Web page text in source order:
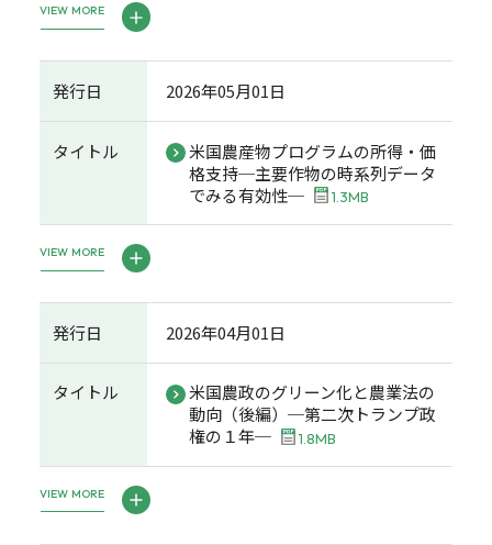
VIEW MORE
発行日 2026年05月01日
タイトル
米国農産物プログラムの所得・価
格支持─主要作物の時系列データ
でみる有効性─
1.3MB
VIEW MORE
発行日 2026年04月01日
タイトル
米国農政のグリーン化と農業法の
動向（後編）─第二次トランプ政
権の１年─
1.8MB
VIEW MORE